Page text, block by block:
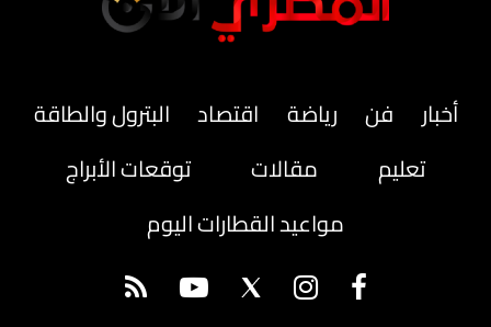
أخبار فن رياضة اقتصاد
البترول والطاقة
تعليم
مقالات
توقعات الأبراج
مواعيد القطارات اليوم